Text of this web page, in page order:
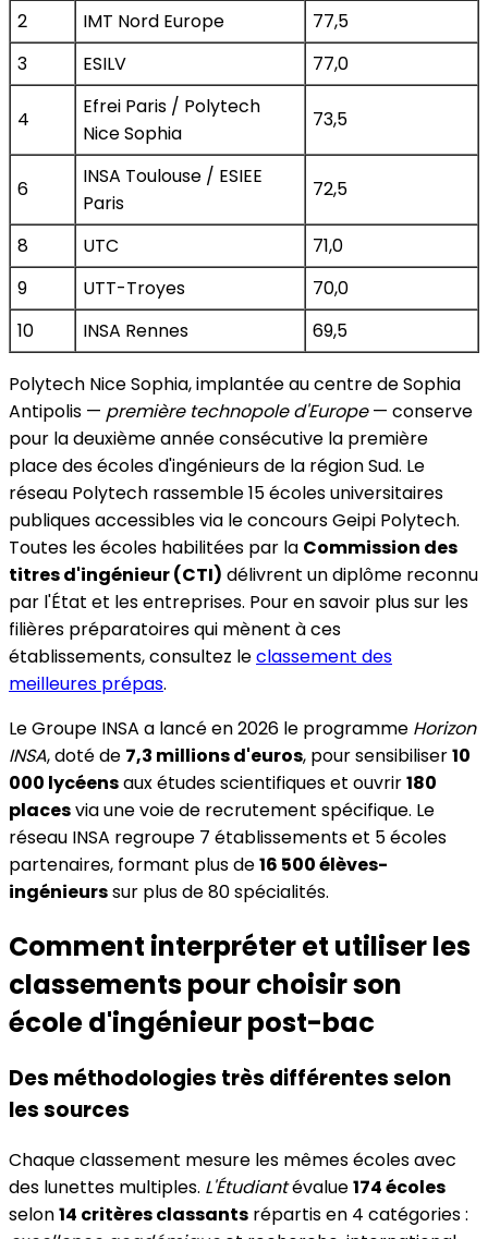
2
IMT Nord Europe
77,5
3
ESILV 77,0
4
Efrei Paris / Polytech
Nice Sophia
73,5
6
INSA Toulouse / ESIEE
Paris
72,5
8 UTC
71,0
9
UTT-Troyes
70,0
10
INSA Rennes 69,5
Polytech Nice Sophia, implantée au centre de Sophia
Antipolis — première technopole d'Europe— conserve
pour la deuxième année consécutive la première
place des écoles d'ingénieurs de la région Sud. Le
réseau Polytech rassemble 15 écoles universitaires
publiques accessibles via le concours Geipi Polytech.
Toutes les écoles habilitées par la Commission des
titres d'ingénieur (CTI) délivrent un diplôme reconnu
par l'État et les entreprises. Pour en savoir plus sur les
filières préparatoires qui mènent à ces
établissements, consultez leclassement des
meilleures prépas.
Le Groupe INSA a lancé en 2026 le programme Horizon
INSA, doté de 7,3 millions d'euros, pour sensibiliser10
000 lycéensaux études scientifiques et ouvrir180
placesvia une voie de recrutement spécifique. Le
réseau INSA regroupe 7 établissements et 5 écoles
partenaires, formant plus de16 500 élèves-
ingénieurssur plus de 80 spécialités.
Comment interpréter et utiliser les
classements pour choisir son
école d'ingénieur post-bac
Des méthodologies très différentes selon
les sources
Chaque classement mesure les mêmes écoles avec
des lunettes multiples. L'Étudiantévalue174 écoles
selon14 critères classants répartis en 4 catégories :